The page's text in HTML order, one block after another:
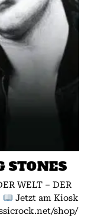
STONES
WELT – DER
Jetzt am Kiosk
shop/